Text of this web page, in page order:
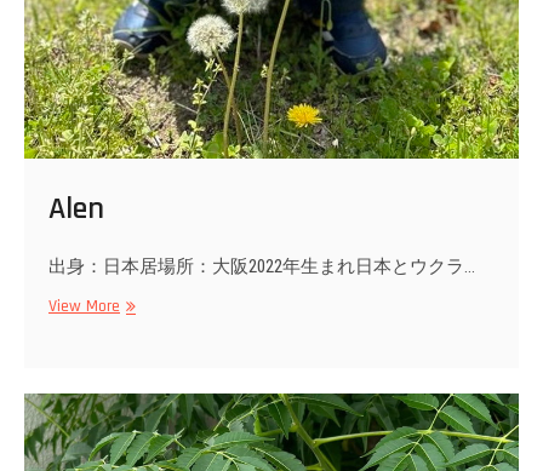
Alen
出身：日本居場所：大阪2022年生まれ日本とウクラ…
View More Alen